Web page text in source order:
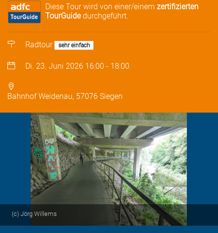
Diese Tour wird von einer/einem zertifizierten
TourGuidedurchgeführt.
Radtour sehr einfach
Di. 23. Juni 2026 16:00 - 18:00
Bahnhof Weidenau, 57076 Siegen
(c) Jörg Willems